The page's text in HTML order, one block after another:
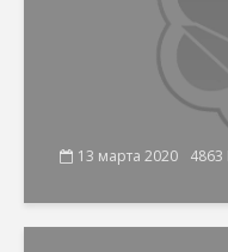
13 марта 2020